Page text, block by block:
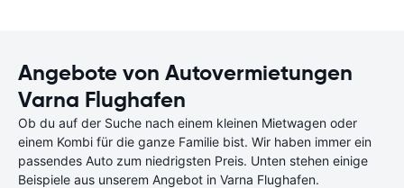
Angebote von Autovermietungen
Varna Flughafen
Ob du auf der Suche nach einem kleinen Mietwagen oder
einem Kombi für die ganze Familie bist. Wir haben immer ein
passendes Auto zum niedrigsten Preis. Unten stehen einige
Beispiele aus unserem Angebot in Varna Flughafen.